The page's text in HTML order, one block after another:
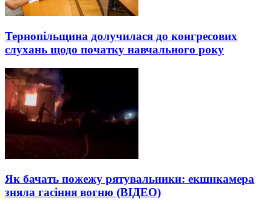
Тернопільщина долучилася до конгресових
слухань щодо початку навчального року
Як бачать пожежу рятувальники: екшнкамера
зняла гасіння вогню (ВІДЕО)